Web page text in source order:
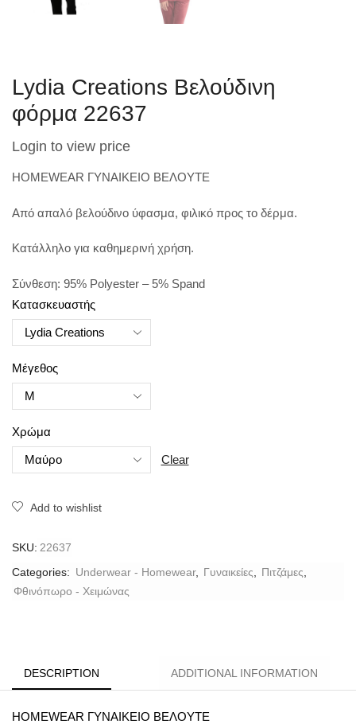
Lydia Creations Βελούδινη
φόρμα 22637
Login to view price
HOMEWEAR ΓΥΝΑΙΚΕIΟ ΒΕΛΟΥΤΕ
Από απαλό βελούδινο ύφασμα, φιλικό προς το δέρμα.
Κατάλληλο για καθημερινή χρήση.
Σύνθεση: 95% Polyester – 5% Spand
Κατασκευαστής
Μέγεθος
Χρώμα
Clear
Add to wishlist
SKU: 22637
Categories: Underwear - Homewear, Γυναικείες Πιτζάμες
Φθινόπωρο - Χειμώνας
DESCRIPTION ADDITIONAL INFORMATION
HOMEWEAR ΓΥΝΑΙΚΕIΟ ΒΕΛΟΥΤΕ